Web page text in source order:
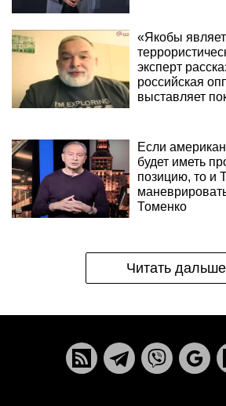
«Якобы
эксперт
российская
выставляет
Если
будет иметь
позицию, то и
Томенко
Читать дальше